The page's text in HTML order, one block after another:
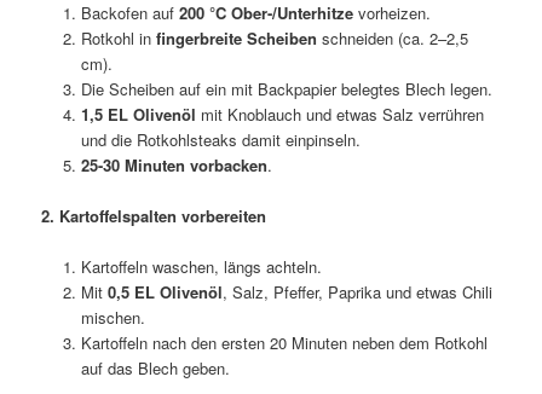
Backofen auf 200 °C Ober-/Unterhitzevorheizen.
Rotkohl in fingerbreite Scheiben schneiden (ca. 2–2,5
cm).
Die Scheiben auf ein mit Backpapier belegtes Blech legen.
1,5 EL Olivenöl mit Knoblauch und etwas Salz verrühren
und die Rotkohlsteaks damit einpinseln.
25-30 Minuten vorbacken.
2. Kartoffelspalten vorbereiten
Kartoffeln waschen, längs achteln.
Mit 0,5 EL Olivenöl, Salz, Pfeffer, Paprika und etwas Chili
mischen.
Kartoffeln nach den ersten 20 Minuten neben dem Rotkohl
auf das Blech geben.